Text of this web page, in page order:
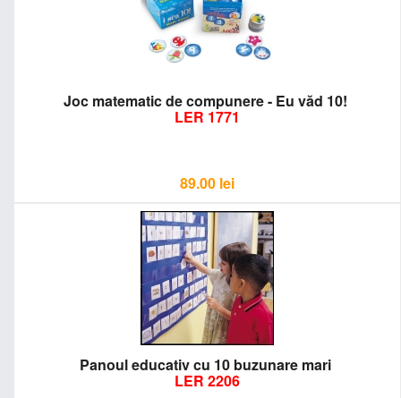
Joc matematic de compunere - Eu văd 10!
LER 1771
89.00 lei
Panoul educativ cu 10 buzunare mari
LER 2206